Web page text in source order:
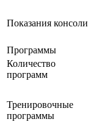
Показания консоли
Программы
Количество
программ
Тренировочные
программы